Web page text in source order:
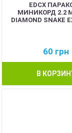
EDCX
МИНИКОРД 2.2
DIAMOND SNAKE
60 грн
В